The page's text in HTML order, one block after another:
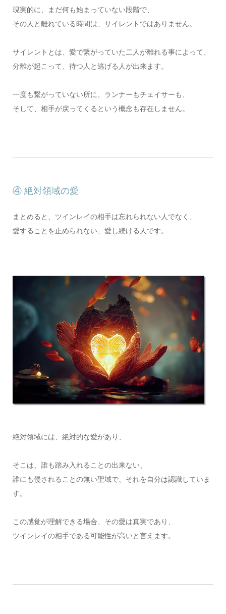
現実的に、まだ何も始まっていない段階で、
その人と離れている時間は、サイレントではありません。
サイレントとは、愛で繋がっていた二人が離れる事によって、
分離が起こって、待つ人と逃げる人が出来ます。
一度も繋がっていない所に、ランナーもチェイサーも、
そして、相手が戻ってくるという概念も存在しません。
④ 絶対領域の愛
まとめると、ツインレイの相手は忘れられない人でなく、
愛することを止められない、愛し続ける人です。
絶対領域には、絶対的な愛があり、
そこは、誰も踏み入れることの出来ない、
誰にも侵されることの無い聖域で、それを自分は認識していま
す。
この感覚が理解できる場合、その愛は真実であり、
ツインレイの相手である可能性が高いと言えます。